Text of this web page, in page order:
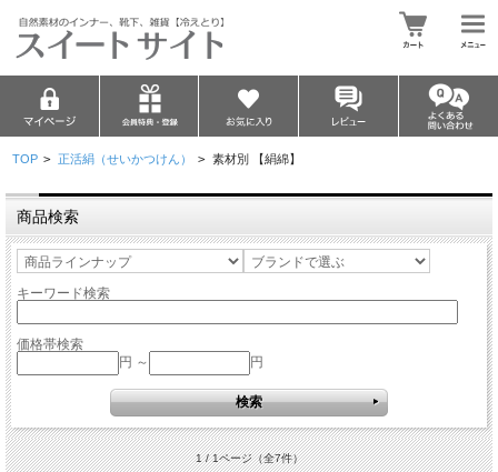
TOP > 正活絹（せいかつけん） > 素材別 【絹綿】
商品検索
キーワード検索
価格帯検索
円 ～
円
1 / 1ページ（全7件）